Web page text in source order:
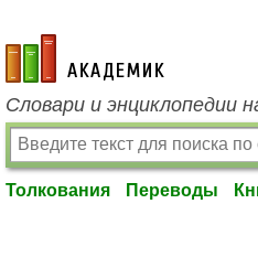
academic.ru
Словари и энциклопедии
Толкования Переводы